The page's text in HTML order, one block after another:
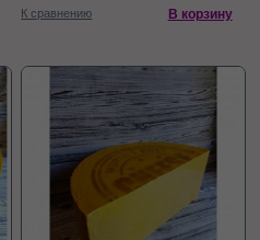
К сравнению В корзину